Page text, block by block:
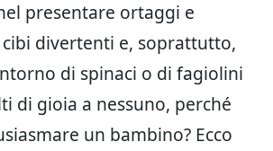
presentare ortaggi e
divertenti e, soprattutto,
di spinaci o di fagiolini
di gioia a nessuno, perché
un bambino? Ecco